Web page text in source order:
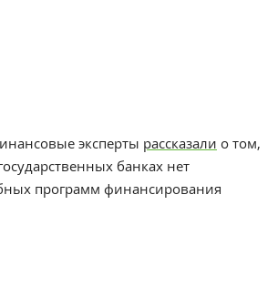
эксперты рассказали о том,
банках нет
программ финансирования